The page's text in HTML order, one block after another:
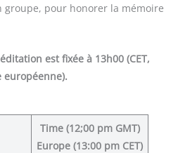
groupe, pour honorer la mémoire
est fixée à 13h00 (CET,
européenne).
Time (12;00 pm GMT)
Europe (13:00 pm CET)